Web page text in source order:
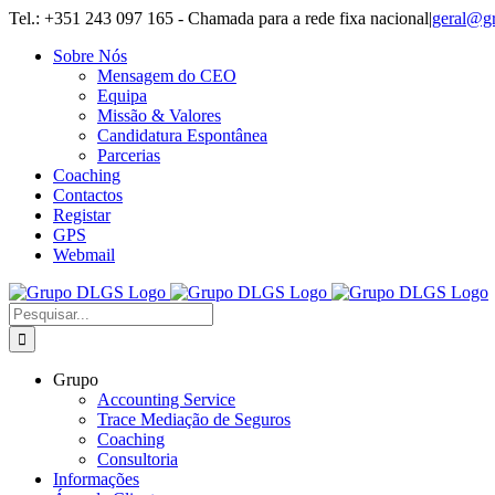
Skip
content
Tel.: +351 243 097 165 - Chamada para a rede fixa nacional|
Sobre Nós
Mensagem do CEO
Equipa
Missão & Valores
Candidatura Espontânea
Parcerias
Coaching
Contactos
Registar
GPS
Webmail
Pesquisar
Grupo
Accounting Service
Trace Mediação de Seguros
Coaching
Consultoria
Informações